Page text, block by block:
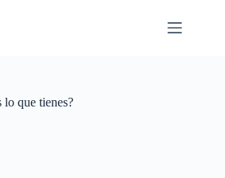
lo que tienes?